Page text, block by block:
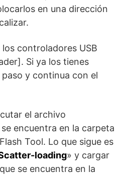
en una dirección
controladores USB
Si ya los tienes
y continua con el
el archivo
se encuentra en la carpeta
Tool. Lo que sigue es
loading» y cargar
se encuentra en la